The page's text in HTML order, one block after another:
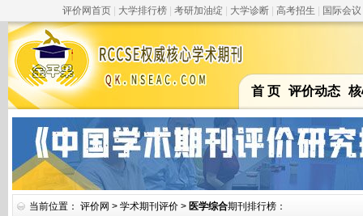
评价网首页 大学排行榜 考研加油绽 大学诊断 高考招生 国际会议
首 页 评价动态
当前位置： 评价网 > 学术期刊评价 > 医学综合期刊排行榜：